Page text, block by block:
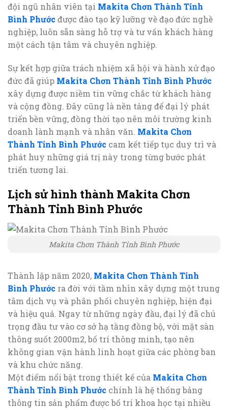
đội ngũ nhân viên tại Makita Chơn Thành Tỉnh
Bình Phước được đào tạo kỹ lưỡng về đạo đức nghề
nghiệp, luôn sẵn sàng hỗ trợ và tư vấn khách hàng
một cách tận tâm và chuyên nghiệp.
Sự kết hợp giữa trách nhiệm xã hội và hành xử đạo
đức đã giúp Makita Chơn Thành Tỉnh Bình Phước
xây dựng được niềm tin vững chắc từ khách hàng
và cộng đồng. Đây cũng là nền tảng để đại lý phát
triển bền vững, đồng thời tạo nên môi trường kinh
doanh lành mạnh và nhân văn. Makita Chơn
Thành Tỉnh Bình Phước cam kết tiếp tục duy trì và
phát huy những giá trị này trong từng bước phát
triển tương lai.
Lịch sử hình thành Makita Chơn
Thành Tỉnh Bình Phước
Makita Chơn Thành Tỉnh Bình Phước
Thành lập năm 2020, Makita Chơn Thành Tỉnh
Bình Phước ra đời với tầm nhìn xây dựng một trung
tâm dịch vụ và phân phối chuyên nghiệp, hiện đại
và hiệu quả. Ngay từ những ngày đầu, đại lý đã chú
trọng đầu tư vào cơ sở hạ tầng đồng bộ, với mặt sàn
thông suốt 2000m2, bố trí thông minh, tạo nên
không gian vận hành linh hoạt giữa các phòng ban
và khu chức năng.
Một điểm nổi bật trong thiết kế của Makita Chơn
Thành Tỉnh Bình Phước chính là hệ thống bảng
thông tin sản phẩm được bố trí khoa học tại nhiều